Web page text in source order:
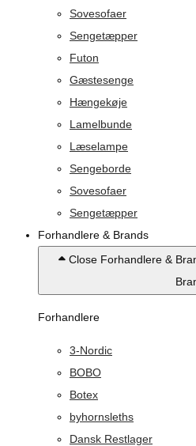
Sovesofaer
Sengetæpper
Futon
Gæstesenge
Hængekøje
Lamelbunde
Læselampe
Sengeborde
Sovesofaer
Sengetæpper
Forhandlere & Brands
Close Forhandlere &
Forhandlere
3-Nordic
BOBO
Botex
byhornsleths
Dansk Restlager